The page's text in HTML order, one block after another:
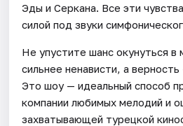
Эды и Серкана. Все эти
силой под звуки
Не упустите шанс окунуться в
сильнее ненависти, а
Это шоу — идеальный способ
компании любимых мелодий и
захватывающей турецкой